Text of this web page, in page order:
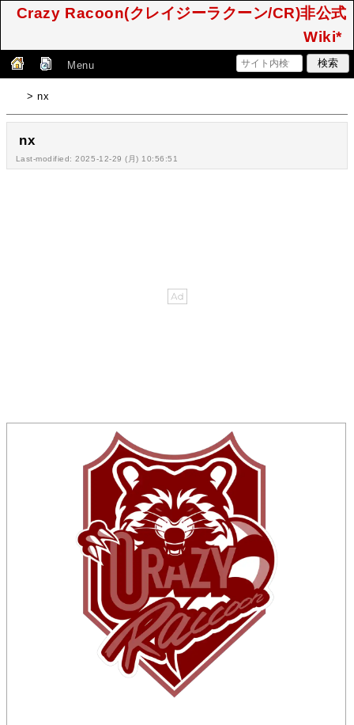
Crazy Racoon(クレイジーラクーン/CR)非公式
Wiki*
Menu
> nx
nx
Last-modified: 2025-12-29 (月) 10:56:51